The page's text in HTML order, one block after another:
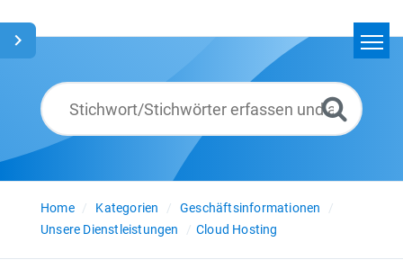
Glossar
Deutsch
Home
Kategorien
Geschäftsinformationen
Unsere Dienstleistungen
Cloud Hosting